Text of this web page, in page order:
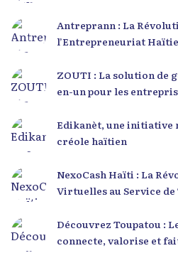
Antreprann : La
l’Entrepreneuriat
ZOUTI : La solution de
en-un pour les
Edikanèt, une initiative
créole haïtien
NexoCash Haïti : La
Virtuelles au Service de
Découvrez Toupatou :
connecte, valorise et